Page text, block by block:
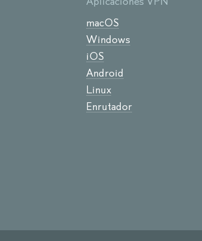
macOS
Windows
iOS
Android
Linux
Enrutador